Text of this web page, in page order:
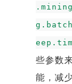
些参数
能，减